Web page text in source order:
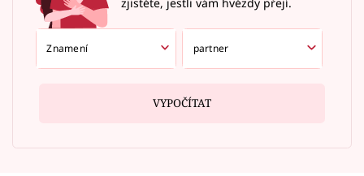
VYPOČÍTAT